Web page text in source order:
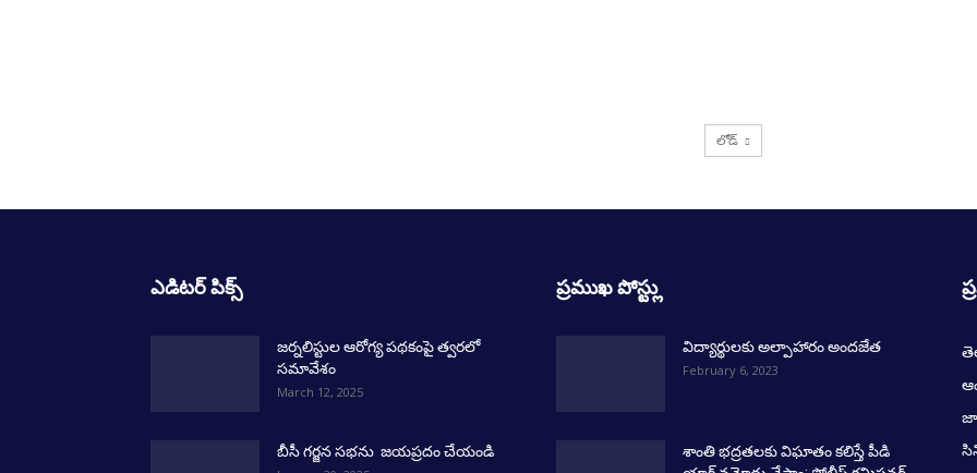
లోడ్
ఎడిటర్ పిక్స్
జర్నలిస్టుల ఆరోగ్య పథకంపై త్వరలో
సమావేశం
March 12, 2025
బీసీ గర్జన సభను జయప్రదం చేయండి
ప్రముఖ పోస్ట్లు
విద్యార్థులకు అల్పాహారం అందజేత
February 6, 2023
శాంతి భద్రతలకు విఘాతం కలిస్తే పీడి